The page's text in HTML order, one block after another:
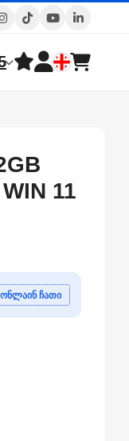
11
ონლაინ ჩათი